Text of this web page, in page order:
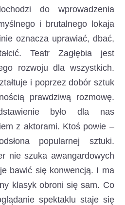
do wprowadzenia
i brutalnego lokaja
oznacza uprawiać, dbać,
Teatr Zagłębia jest
rozwoju dla wszystkich.
i poprzez dobór sztuk
prawdziwą rozmowę.
było dla nas
z aktorami. Ktoś powie –
popularnej sztuki.
nie szuka awangardowych
bawić się konwencją. I ma
klasyk obroni się sam. Co
spektaklu staje się